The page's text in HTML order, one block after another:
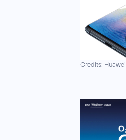
Credits: Huawei